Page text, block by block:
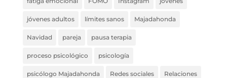
jóvenes adultos límites sanos Majadahonda
Navidad pareja pausa terapia
proceso psicológico psicología
psicólogo Majadahonda Redes sociales Relaciones